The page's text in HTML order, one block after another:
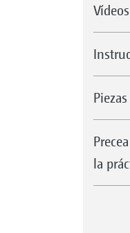
Vídeos
la